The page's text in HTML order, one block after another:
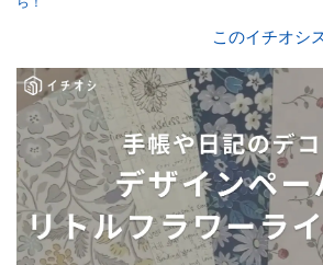
このイチオシ